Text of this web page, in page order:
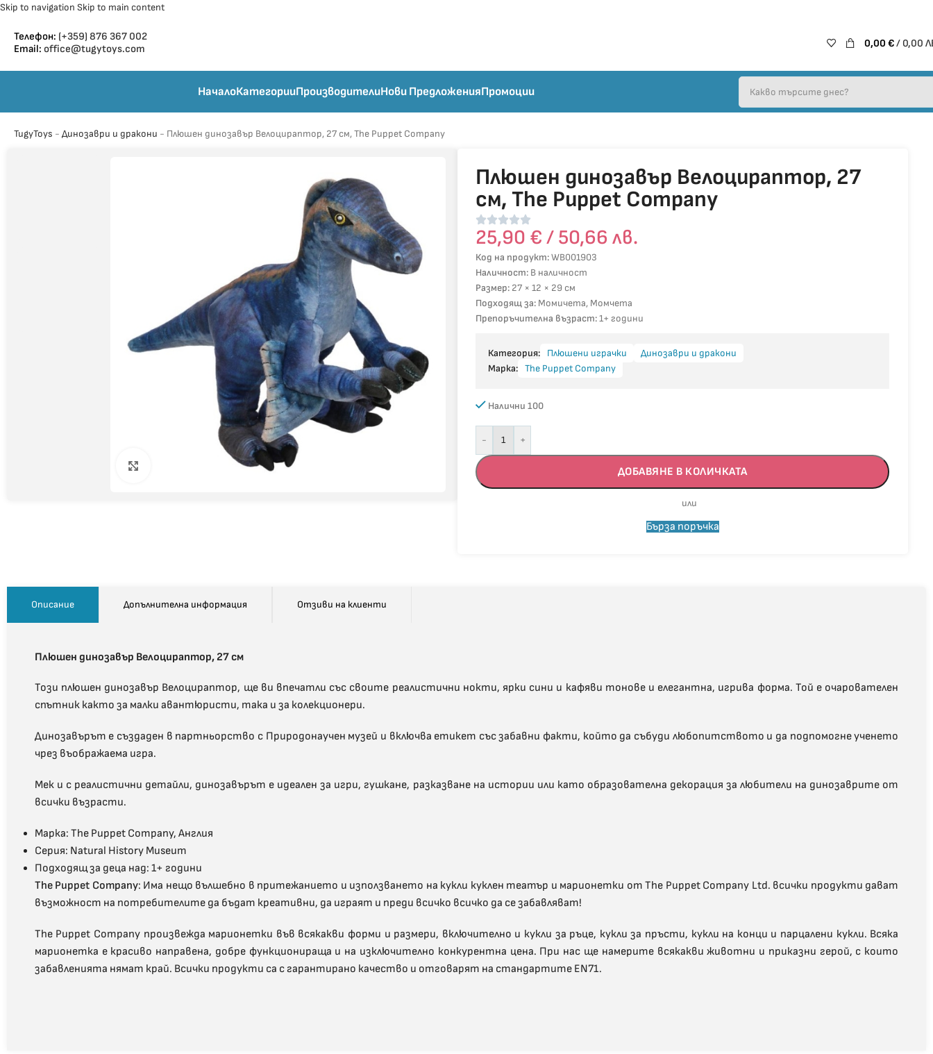
Skip to navigation Skip to main content
Телефон: (+359) 876 367 002
Email: office@tugytoys.com 0,00 €/ 0,00
НачалоКатегорииПроизводителиНови ПредложенияПромоции
TugyToys - Динозаври и дракони - Плюшен динозавър Велоцираптор, 27 см, The Puppet Company
Плюшен динозавър Велоцираптор, 27
см, The Puppet Company
25,90 € / 50,66 лв.
Код на продукт:WB001903
Наличност: В наличност
Размер: 27 × 12 × 29 см
Подходящ за: Момичета, Момчета
Препоръчителна възраст:1+ години
Категория: Плюшени играчки
Динозаври и дракони
Марка: The Puppet Company
Налични 100
- +
ДОБАВЯНЕ В КОЛИЧКАТА
Бърза поръчка
Описание Допълнителна информация Отзиви на клиенти
Плюшен динозавър Велоцираптор, 27 см
Този плюшен динозавър Велоцираптор, ще ви впечатли със своите реалистични нокти, ярки сини и кафяви тонове и елегантна, игрива форма. Той е очарователен
спътник както за малки авантюристи, така и за колекционери.
Динозавърът е създаден в партньорство с Природонаучен музей и включва етикет със забавни факти, който да събуди любопитството и да подпомогне ученето
чрез въображаема игра.
Мек и с реалистични детайли, динозавърът е идеален за игри, гушкане, разказване на истории или като образователна декорация за любители на динозаврите от
всички възрасти.
Марка: The Puppet Company, Англия
Серия: Natural History Museum
Подходящ за деца над: 1+ години
The Puppet Company: Има нещо вълшебно в притежанието и използването на кукли куклен театър и марионетки от The Puppet Company Ltd. всички продукти дават
възможност на потребителите да бъдат креативни, да играят и преди всичко всичко да се забавляват!
The Puppet Company произвежда марионетки във всякакви форми и размери, включително и кукли за ръце, кукли за пръсти, кукли на конци и парцалени кукли. Всяка
марионетка е красиво направена, добре функционираща и на изключително конкурентна цена. При нас ще намерите всякакви животни и приказни герой, с които
забавленията нямат край. Всички продукти са с гарантирано качество и отговарят на стандартите EN71.